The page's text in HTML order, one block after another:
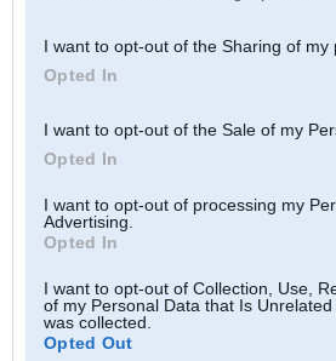
I want to opt-out of the Sharing of my
Opted In
I want to opt-out of the Sale of my
Opted In
I want to opt-out of processing my
Advertising.
Opted In
I want to opt-out of Collection, Use,
of my Personal Data that Is
was collected.
Opted Out
Cik tur trūka